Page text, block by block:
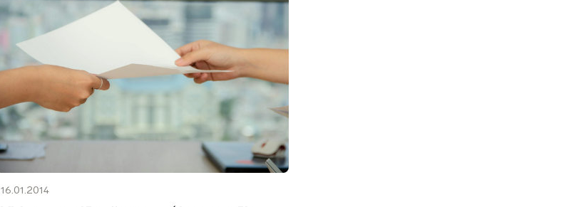
16.01.2014